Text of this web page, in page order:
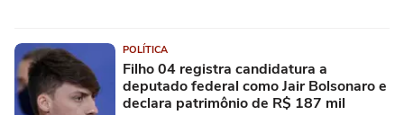
POLÍTICA
Filho 04 registra candidatura a
deputado federal como Jair Bolsonaro e
declara patrimônio de R$ 187 mil